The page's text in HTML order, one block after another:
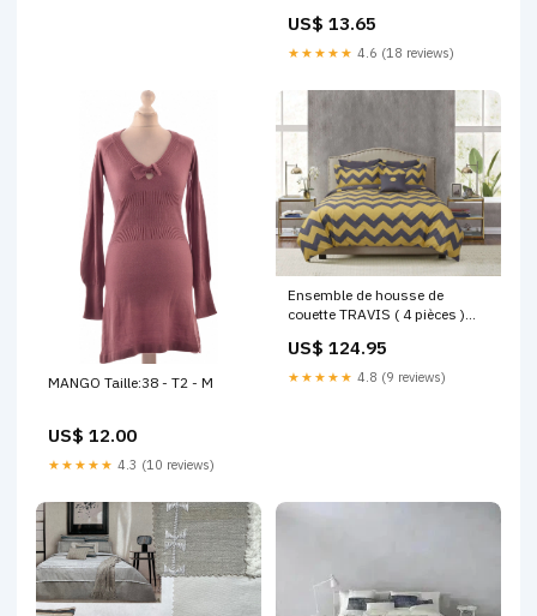
US$ 13.65
★★★★★ 4.6 (18 reviews)
MANGO Taille:38 - T2 - M
US$ 12.00
★★★★★ 4.3 (10 reviews)
Ensemble de housse de
couette TRAVIS ( 4 pièces )
US$ 124.95
★★★★★ 4.8 (9 reviews)